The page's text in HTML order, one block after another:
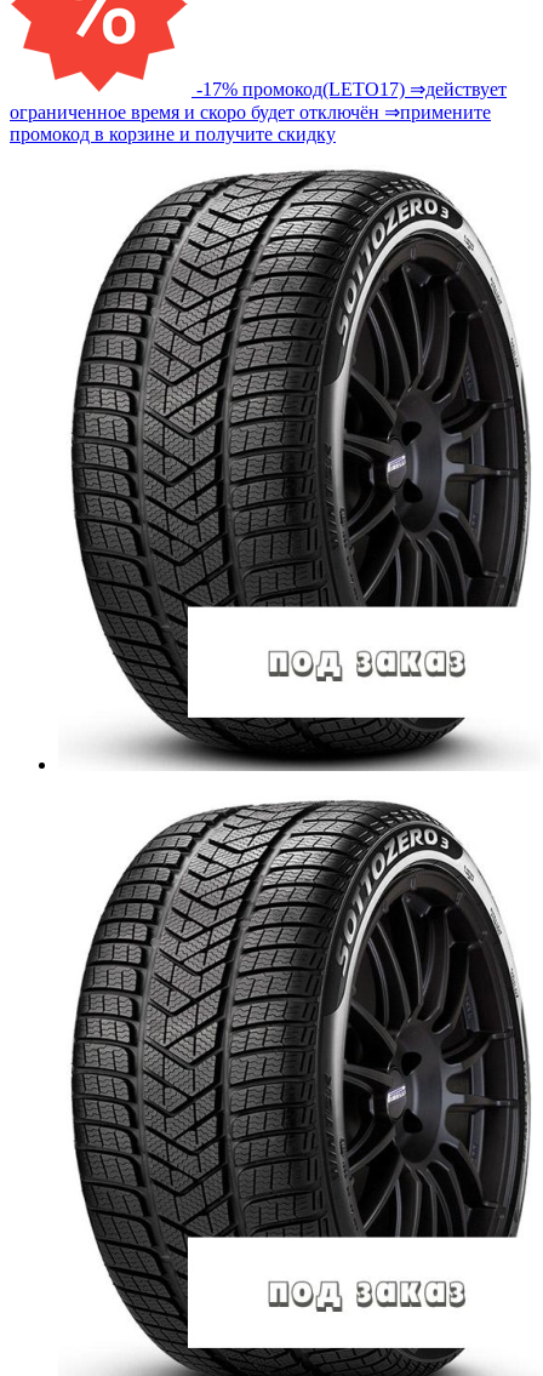
-17% промокод(LETO17) ⇒действует
ограниченное время и скоро будет отключён ⇒примените
промокод в корзине и получите скидку